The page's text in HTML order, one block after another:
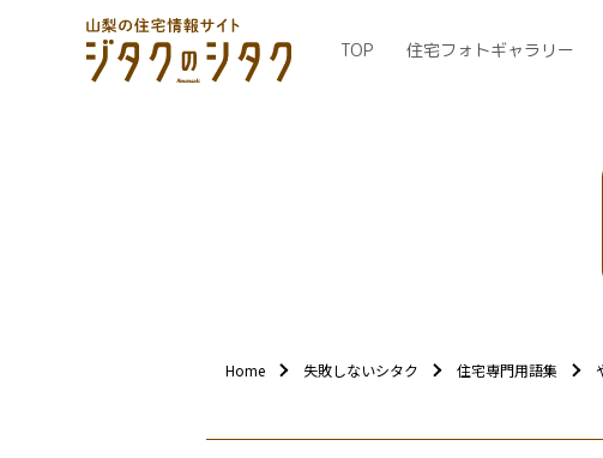
TOP 住宅フォトギャラリー
Home 失敗しないシタク 住宅専門用語集